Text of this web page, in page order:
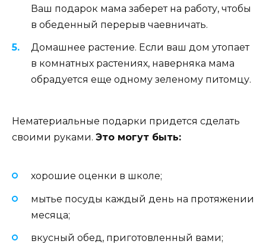
Ваш подарок мама заберет на работу, чтобы
в обеденный перерыв чаевничать.
Домашнее растение. Если ваш дом утопает
в комнатных растениях, наверняка мама
обрадуется еще одному зеленому питомцу.
Нематериальные подарки придется сделать
своими руками. Это могут быть:
хорошие оценки в школе;
мытье посуды каждый день на протяжении
месяца;
вкусный обед, приготовленный вами;